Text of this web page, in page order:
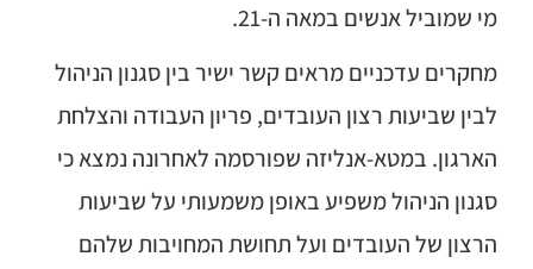
מי שמוביל אנשים במאה ה-21.
מחקרים עדכניים מראים קשר ישיר בין סגנון הניהול
לבין שביעות רצון העובדים, פריון העבודה והצלחת
הארגון. במטא-אנליזה שפורסמה לאחרונה נמצא כי
סגנון הניהול משפיע באופן משמעותי על שביעות
הרצון של העובדים ועל תחושת המחויבות שלהם